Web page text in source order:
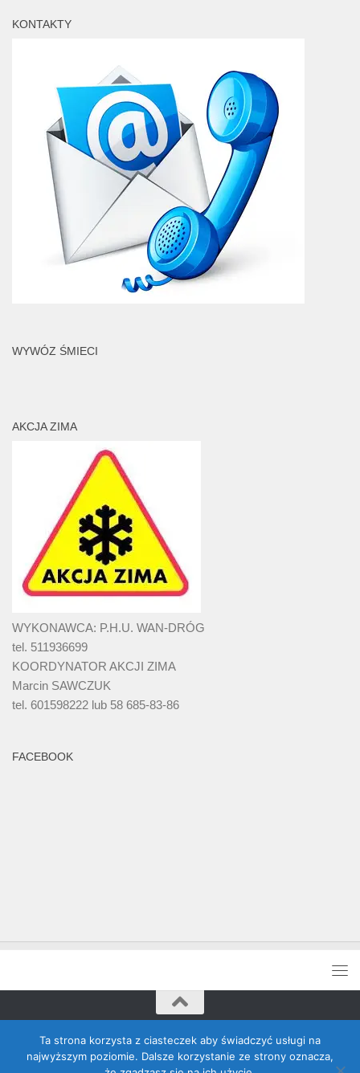
KONTAKTY
WYWÓZ ŚMIECI
AKCJA ZIMA
WYKONAWCA: P.H.U. WAN-DRÓG
tel. 511936699
KOORDYNATOR AKCJI ZIMA
Marcin SAWCZUK
tel. 601598222 lub 58 685-83-86
FACEBOOK
Rada Banino © 2026. Wszelkie prawa zastrzeżone
Ta strona korzysta z ciasteczek aby świadczyć usługi na
najwyższym poziomie. Dalsze korzystanie ze strony oznacza,